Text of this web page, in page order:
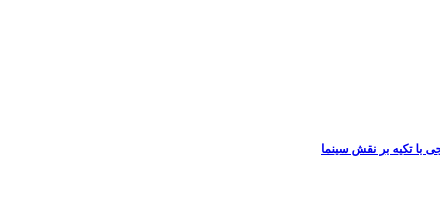
با تکیه بر نقش سینما